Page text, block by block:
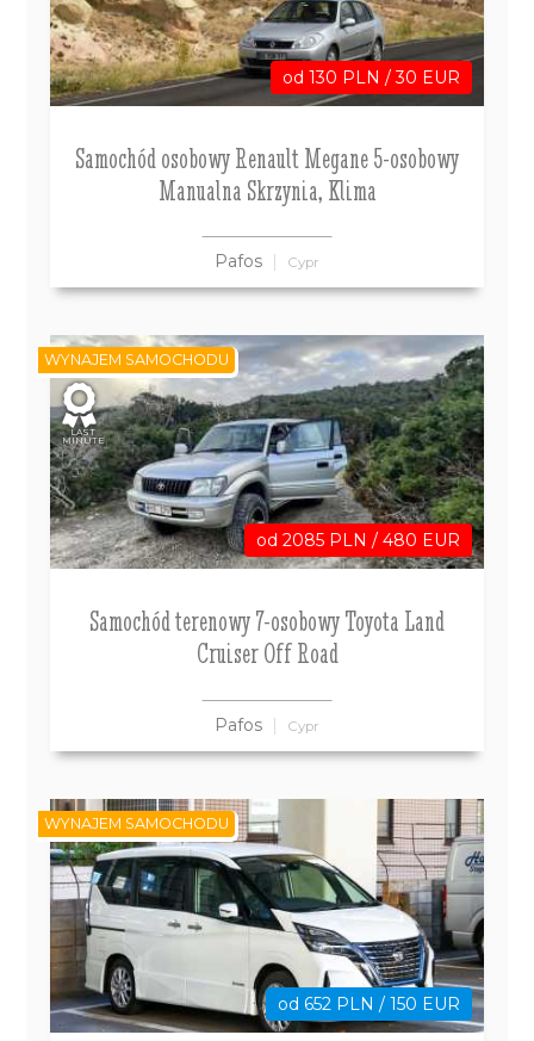
od 130 PLN / 30 EUR
Samochód osobowy Renault Megane 5-osobowy
Manualna Skrzynia, Klima
Pafos Cypr
od 2085 PLN / 480 EUR
Samochód terenowy 7-osobowy Toyota Land
Cruiser Off Road
Pafos Cypr
WYNAJEM SAMOCHODU
LAST
MINUTE
od 652 PLN / 150 EUR
WYNAJEM SAMOCHODU